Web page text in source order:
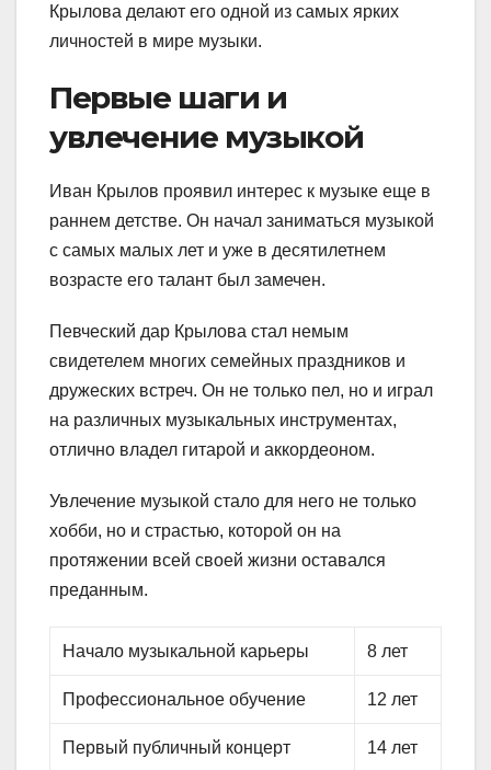
Крылова делают его одной из самых ярких
личностей в мире музыки.
Первые шаги и
увлечение музыкой
Иван Крылов проявил интерес к музыке еще в
раннем детстве. Он начал заниматься музыкой
с самых малых лет и уже в десятилетнем
возрасте его талант был замечен.
Певческий дар Крылова стал немым
свидетелем многих семейных праздников и
дружеских встреч. Он не только пел, но и играл
на различных музыкальных инструментах,
отлично владел гитарой и аккордеоном.
Увлечение музыкой стало для него не только
хобби, но и страстью, которой он на
протяжении всей своей жизни оставался
преданным.
Начало музыкальной карьеры 8 лет
Профессиональное обучение 12 лет
Первый публичный концерт 14 лет